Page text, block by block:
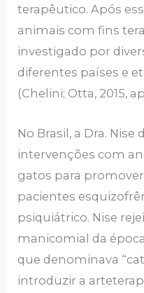
terapêutico. Após
animais com fins
investigado por
diferentes países e
(Chelini; Otta, 2015,
No Brasil, a Dra. Nise
intervenções com
gatos para
pacientes
psiquiátrico. Nise
manicomial da
que denominava
introduzir a